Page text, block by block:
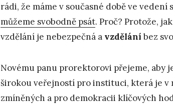
rádi, že máme v současné době ve
můžeme svobodně psát. Proč? Protože,
vzdělání je nebezpečná a vzděláníbez
Novému panu prorektorovi přejeme, aby
širokou veřejností pro instituci, která je v
zmíněných a pro demokracii klíčových